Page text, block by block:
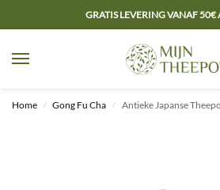
GRATIS LEVERING VANAF 50€
Home / Gong Fu Cha / Antieke Japanse